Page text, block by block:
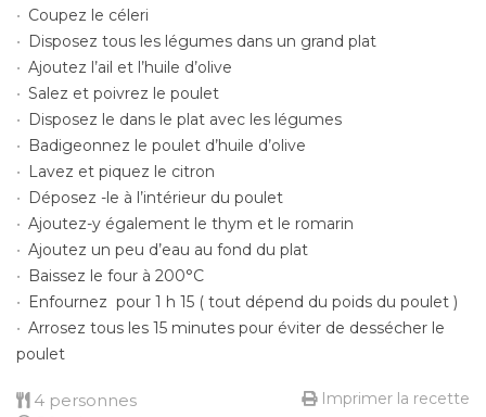
Coupez le céleri
Disposez tous les légumes dans un grand plat
Ajoutez l’ail et l’huile d’olive
Salez et poivrez le poulet
Disposez le dans le plat avec les légumes
Badigeonnez le poulet d’huile d’olive
Lavez et piquez le citron
Déposez -le à l’intérieur du poulet
Ajoutez-y également le thym et le romarin
Ajoutez un peu d’eau au fond du plat
Baissez le four à 200°C
Enfournez pour 1 h 15 ( tout dépend du poids du poulet )
Arrosez tous les 15 minutes pour éviter de dessécher le
poulet
4 personnes
Imprimer la recette